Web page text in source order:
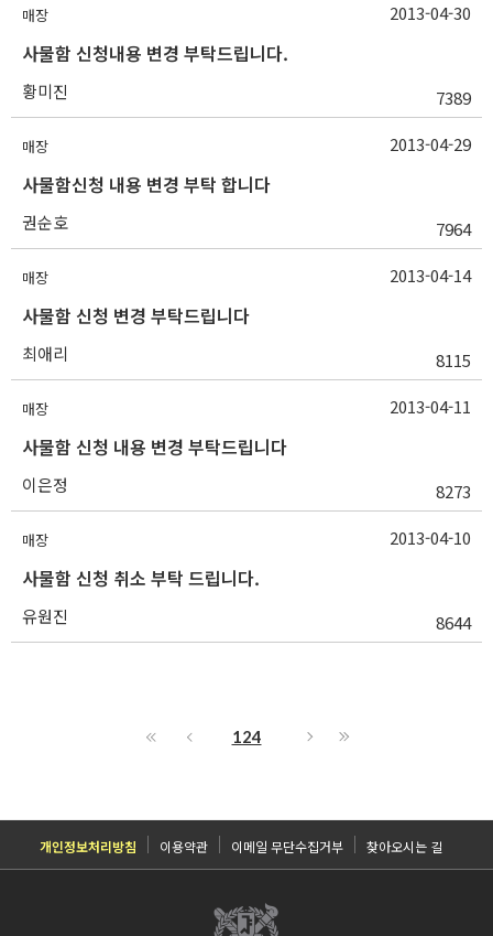
매장
사물함 신청내용 변경 부탁드립니다.
황미진 7389
2013-04-30
매장
사물함신청 내용 변경 부탁 합니다
권순호 7964
2013-04-29
매장
사물함 신청 변경 부탁드립니다
최애리 8115
2013-04-14
매장
사물함 신청 내용 변경 부탁드립니다
이은정 8273
2013-04-11
매장
사물함 신청 취소 부탁 드립니다.
유원진 8644
2013-04-10
124
개인정보처리방침 이용약관 이메일 무단수집거부 찾아오시는 길